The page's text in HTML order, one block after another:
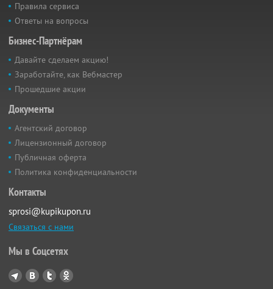
Правила сервиса
Ответы на вопросы
Бизнес-Партнёрам
Давайте сделаем акцию!
Заработайте, как Вебмастер
Прошедшие акции
Документы
Агентский договор
Лицензионный договор
Публичная оферта
Политика конфиденциальности
Контакты
sprosi@kupikupon.ru
Связаться с нами
Мы в Соцсетях